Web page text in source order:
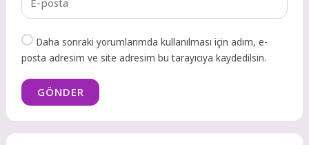
Daha sonraki yorumlarımda kullanılması için adım, e-
posta adresim ve site adresim bu tarayıcıya kaydedilsin.
GÖNDER